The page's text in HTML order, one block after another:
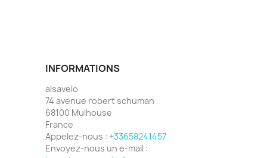
INFORMATIONS
alsavelo
74 avenue robert schuman
68100 Mulhouse
France
Appelez-nous : +33658241457
Envoyez-nous un e-mail :